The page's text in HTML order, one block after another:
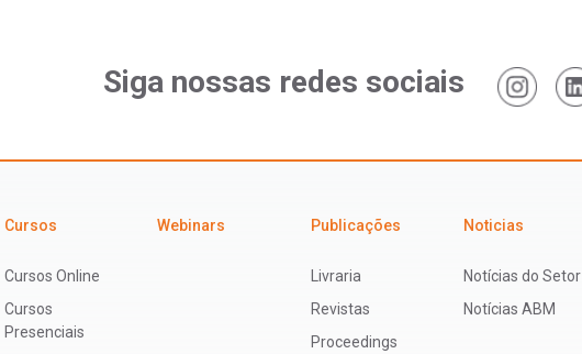
Siga nossas redes sociais
Cursos
Cursos Online
Cursos
Presenciais
Webinars Publicações
Livraria
Revistas
Proceedings
Noticias
Notícias do Setor
Notícias ABM